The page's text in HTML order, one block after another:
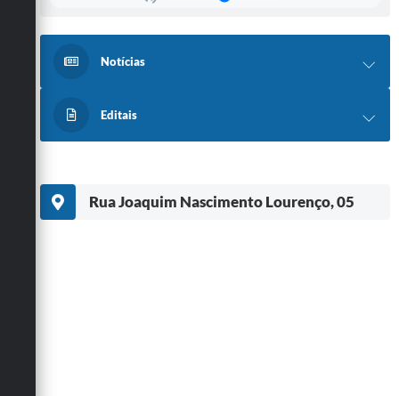
Notícias
Editais
Rua Joaquim Nascimento Lourenço, 05